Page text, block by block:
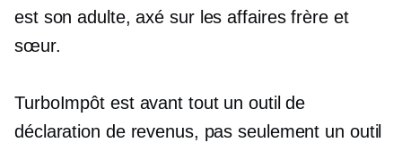
est son adulte,axé sur les affairesfrère et
sœur.
TurboImpôt est avant tout un outil de
déclaration de revenus, pas seulement un outil